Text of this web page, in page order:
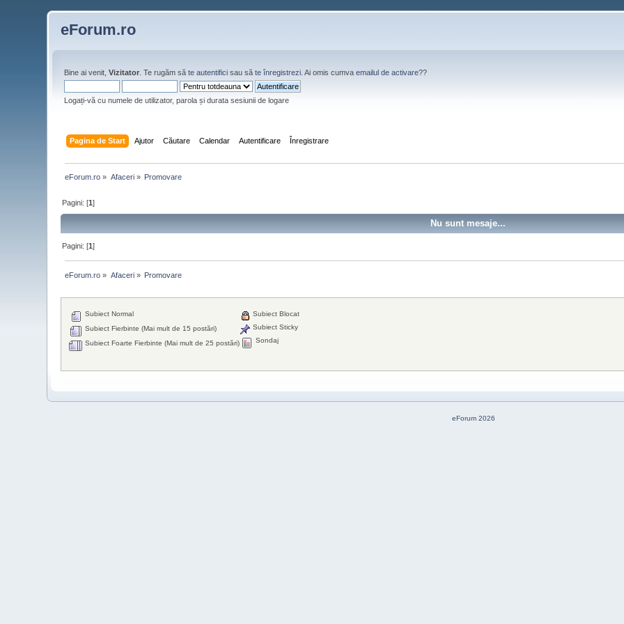
eForum.ro
Bine ai venit,Vizitator . Te rugăm săte autentifici sau săte înregistrezi . Ai omis cumvaemailul de activare??
Logați-vă cu numele de utilizator, parola și durata sesiunii de logare
Pagina de Start Ajutor Căutare Calendar Autentificare Înregistrare
eForum.ro » Afaceri» Promovare
Pagini: [1]
Nu sunt mesaje...
Pagini: [1]
eForum.ro » Afaceri» Promovare
Subiect Normal
Subiect Fierbinte (Mai mult de 15 postări)
Subiect Foarte Fierbinte (Mai mult de 25 postări)
Subiect Blocat
Subiect Sticky
Sondaj
eForum 2026